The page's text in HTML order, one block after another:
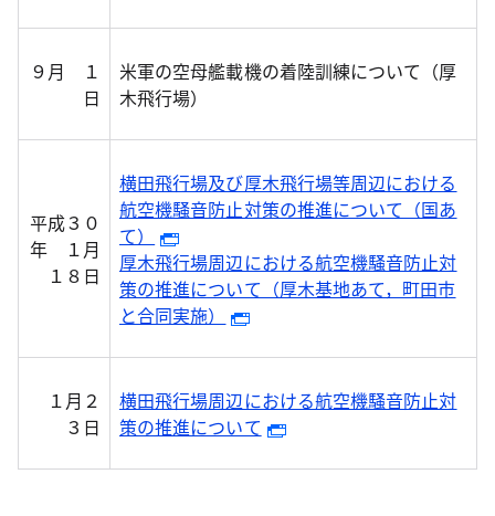
９月 １
日
米軍の空母艦載機の着陸訓練について（厚
木飛行場）
平成３０
年 １月
１８日
横田飛行場及び厚木飛行場等周辺における
航空機騒音防止対策の推進について（国あ
て）
厚木飛行場周辺における航空機騒音防止対
策の推進について（厚木基地あて，町田市
と合同実施）
１月２
３日
横田飛行場周辺における航空機騒音防止対
策の推進について